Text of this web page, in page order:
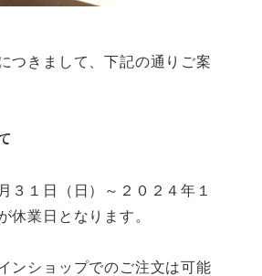
つきまして、下記の通りご案
３１日（日）～２０２４年１
休業日となります。
ンショップでのご注文は可能